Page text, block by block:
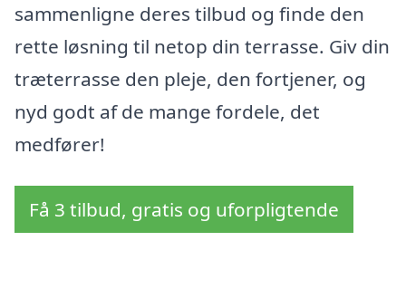
sammenligne deres tilbud og finde den
rette løsning til netop din terrasse. Giv din
træterrasse den pleje, den fortjener, og
nyd godt af de mange fordele, det
medfører!
Få 3 tilbud, gratis og uforpligtende